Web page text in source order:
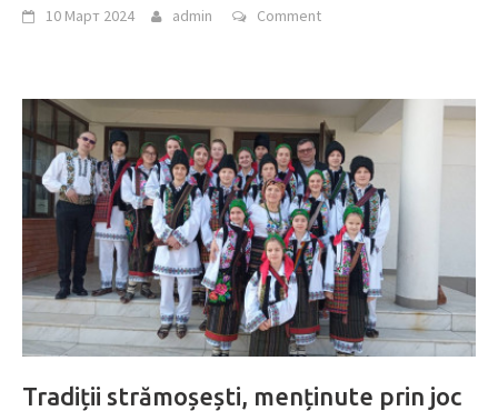
10 Март 2024 admin Comment
Tradiții strămoșești, menținute prin joc